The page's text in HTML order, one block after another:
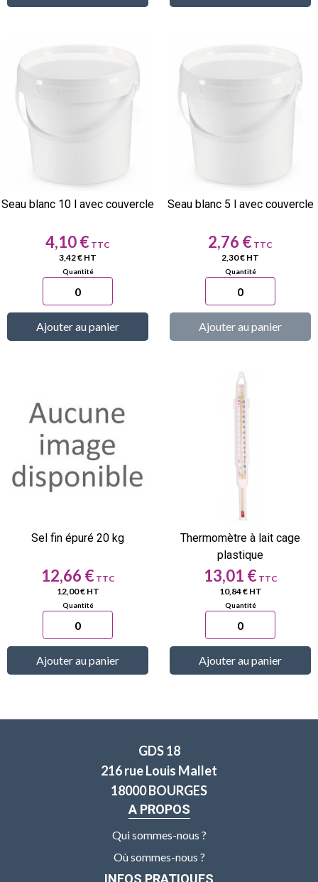
Seau blanc 10 l avec couvercle
Prix
4,10 €
3,42 € HT
Ajouter au panier
Seau blanc 5 l avec couvercle
Prix
2,76 €
2,30 € HT
Ajouter au panier
Sel fin épuré 20 kg
Prix
12,66 €
12,00 € HT
Ajouter au panier
Thermomètre à lait cage
plastique
Prix
13,01 €
10,84 € HT
Ajouter au panier
GDS 18
216 rue Louis Mallet
18000 BOURGES
A PROPOS
Qui sommes-nous ?
Où sommes-nous ?
INFOS PRATIQUES